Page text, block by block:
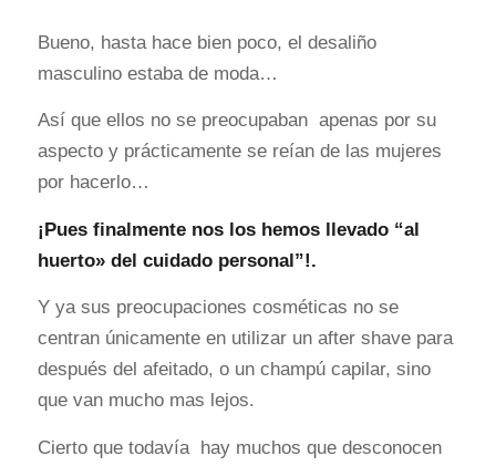
Bueno, hasta hace bien poco, el desaliño
masculino estaba de moda…
Así que ellos no se preocupaban apenas por su
aspecto y prácticamente se reían de las mujeres
por hacerlo…
¡Pues finalmente nos los hemos llevado “al
huerto» del cuidado personal”!.
Y ya sus preocupaciones cosméticas no se
centran únicamente en utilizar un after shave para
después del afeitado, o un champú capilar, sino
que van mucho mas lejos.
Cierto que todavía hay muchos que desconocen